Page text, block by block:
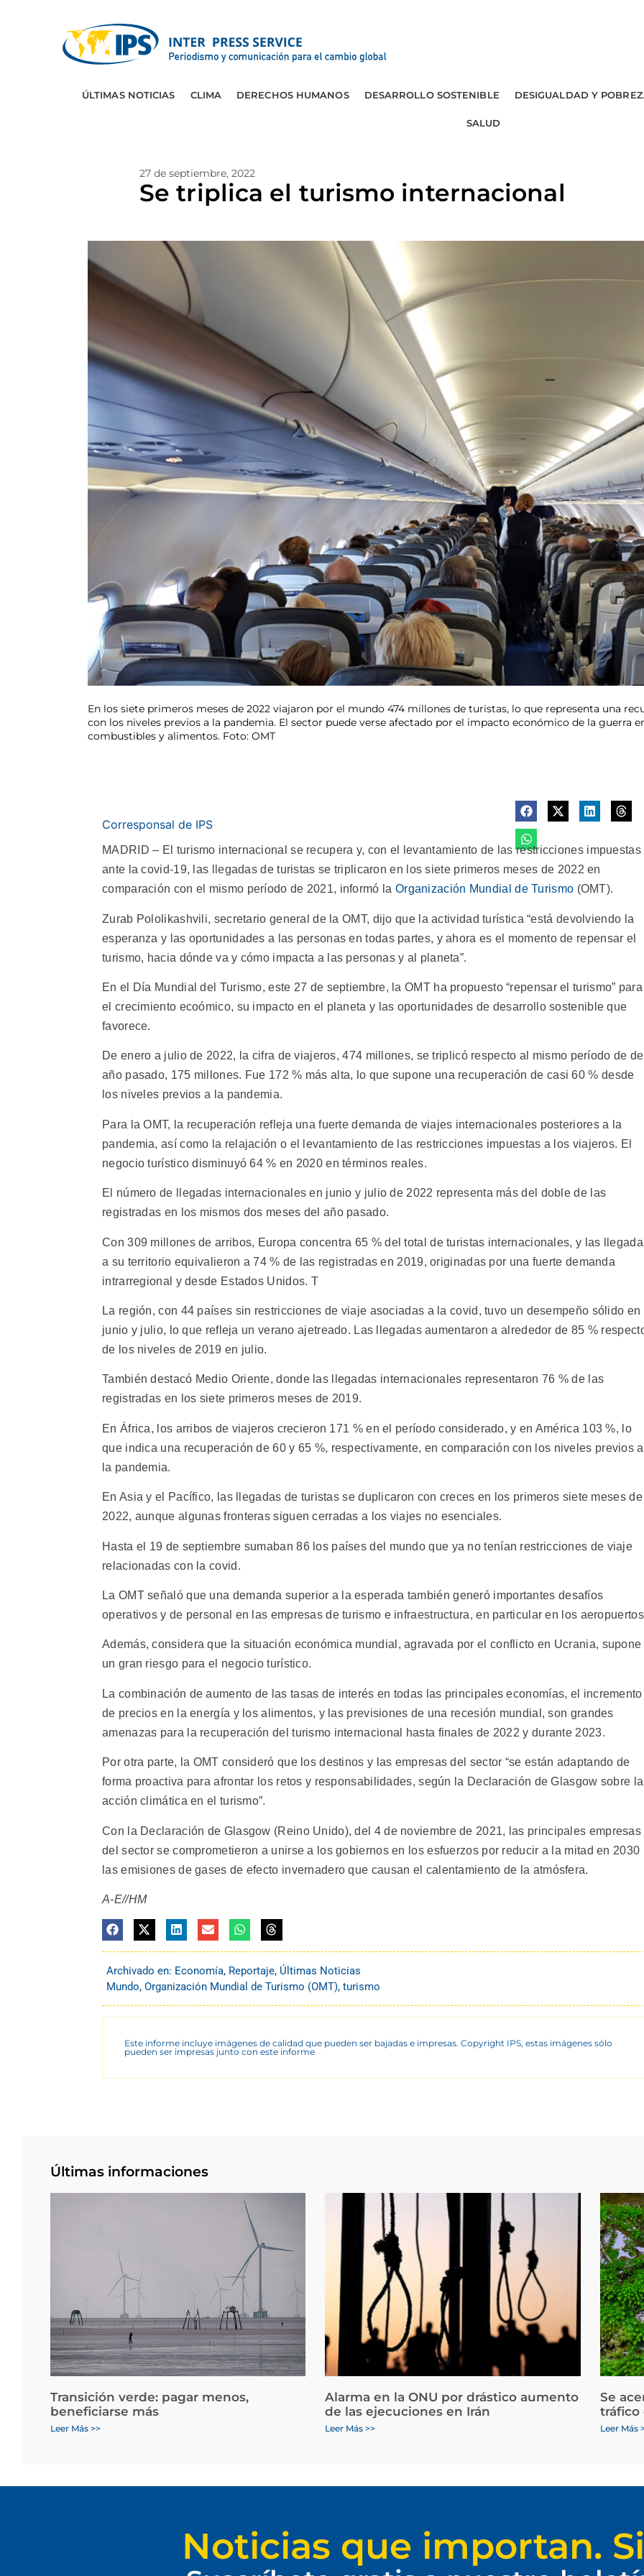
ÚLTIMAS NOTICIAS CLIMA DERECHOS HUMANOS DESARROLLO SOSTENIBLE DESIGUALDAD Y
SALUD
27 de septiembre, 2022
Se triplica el turismo internacional
En los siete primeros meses de 2022 viajaron por el mundo 474 millones de turistas, lo que representa una
con los niveles previos a la pandemia. El sector puede verse afectado por el impacto económico de la guerra
combustibles y alimentos. Foto: OMT
Corresponsal de IPS
MADRID – El turismo internacional se recupera y, con el levantamiento de las restricciones impuestas
ante la covid-19, las llegadas de turistas se triplicaron en los siete primeros meses de 2022 en
comparación con el mismo período de 2021, informó la Organización Mundial de Turismo (OMT).
Zurab Pololikashvili, secretario general de la OMT, dijo que la actividad turística “está devolviendo la
esperanza y las oportunidades a las personas en todas partes, y ahora es el momento de repensar el
turismo, hacia dónde va y cómo impacta a las personas y al planeta”.
En el Día Mundial del Turismo, este 27 de septiembre, la OMT ha propuesto “repensar el turismo” para
el crecimiento ecoómico, su impacto en el planeta y las oportunidades de desarrollo sostenible que
favorece.
De enero a julio de 2022, la cifra de viajeros, 474 millones, se triplicó respecto al mismo período de
año pasado, 175 millones. Fue 172 % más alta, lo que supone una recuperación de casi 60 % desde
los niveles previos a la pandemia.
Para la OMT, la recuperación refleja una fuerte demanda de viajes internacionales posteriores a la
pandemia, así como la relajación o el levantamiento de las restricciones impuestas a los viajeros. El
negocio turístico disminuyó 64 % en 2020 en términos reales.
El número de llegadas internacionales en junio y julio de 2022 representa más del doble de las
registradas en los mismos dos meses del año pasado.
Con 309 millones de arribos, Europa concentra 65 % del total de turistas internacionales, y las
a su territorio equivalieron a 74 % de las registradas en 2019, originadas por una fuerte demanda
intrarregional y desde Estados Unidos. T
La región, con 44 países sin restricciones de viaje asociadas a la covid, tuvo un desempeño sólido en
junio y julio, lo que refleja un verano ajetreado. Las llegadas aumentaron a alrededor de 85 %
de los niveles de 2019 en julio.
También destacó Medio Oriente, donde las llegadas internacionales representaron 76 % de las
registradas en los siete primeros meses de 2019.
En África, los arribos de viajeros crecieron 171 % en el período considerado, y en América 103 %, lo
que indica una recuperación de 60 y 65 %, respectivamente, en comparación con los niveles previos a
la pandemia.
En Asia y el Pacífico, las llegadas de turistas se duplicaron con creces en los primeros siete meses de
2022, aunque algunas fronteras siguen cerradas a los viajes no esenciales.
Hasta el 19 de septiembre sumaban 86 los países del mundo que ya no tenían restricciones de viaje
relacionadas con la covid.
La OMT señaló que una demanda superior a la esperada también generó importantes desafíos
operativos y de personal en las empresas de turismo e infraestructura, en particular en los
Además, considera que la situación económica mundial, agravada por el conflicto en Ucrania, supone
un gran riesgo para el negocio turístico.
La combinación de aumento de las tasas de interés en todas las principales economías, el incremento
de precios en la energía y los alimentos, y las previsiones de una recesión mundial, son grandes
amenazas para la recuperación del turismo internacional hasta finales de 2022 y durante 2023.
Por otra parte, la OMT consideró que los destinos y las empresas del sector “se están adaptando de
forma proactiva para afrontar los retos y responsabilidades, según la Declaración de Glasgow sobre la
acción climática en el turismo”.
Con la Declaración de Glasgow (Reino Unido), del 4 de noviembre de 2021, las principales empresas
del sector se comprometieron a unirse a los gobiernos en los esfuerzos por reducir a la mitad en 2030
las emisiones de gases de efecto invernadero que causan el calentamiento de la atmósfera.
A-E//HM
Archivado en: Economía, Reportaje, Últimas Noticias
Mundo, Organización Mundial de Turismo (OMT), turismo
Este informe incluye imágenes de calidad que pueden ser bajadas e impresas. Copyright IPS, estas imágenes sólo
pueden ser impresas junto con este informe
Últimas informaciones
Transición verde: pagar menos,
beneficiarse más
Leer Más >>
Alarma en la ONU por drástico aumento
de las ejecuciones en Irán
Leer Más >>
Se
tráfico
Leer Más
Noticias que importan.